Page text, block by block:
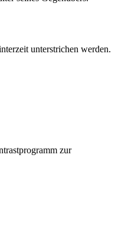
unterstrichen werden.
zur